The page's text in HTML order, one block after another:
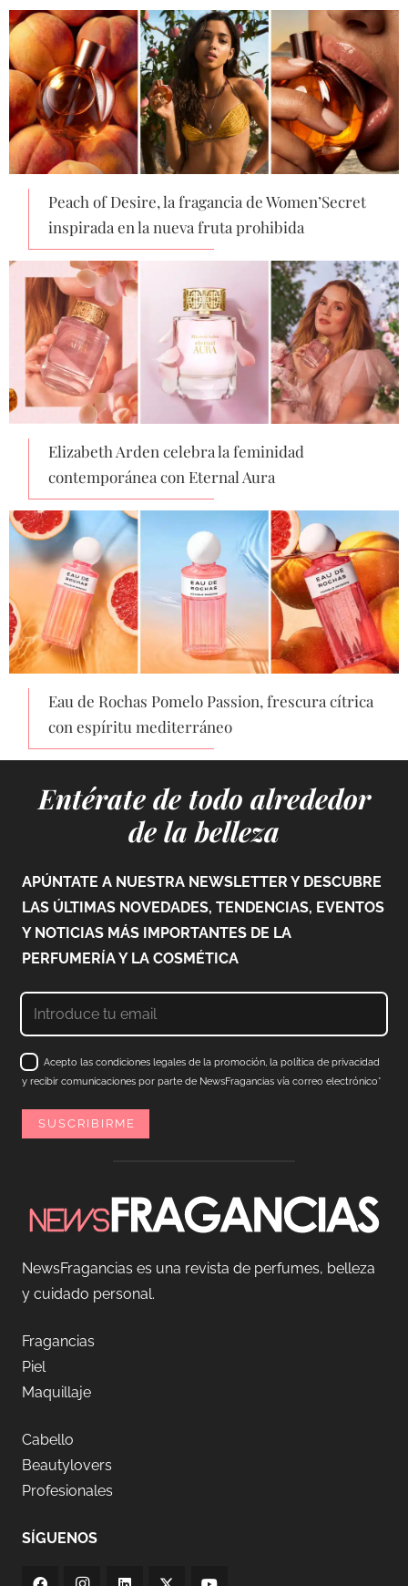
Peach of Desire, la fragancia de Women’Secret
inspirada en la nueva fruta prohibida
Elizabeth Arden celebra la feminidad
contemporánea con Eternal Aura
Eau de Rochas Pomelo Passion, frescura cítrica
con espíritu mediterráneo
Entérate de todo alrededor
de la belleza
APÚNTATE A NUESTRA NEWSLETTER Y DESCUBRE
LAS ÚLTIMAS NOVEDADES, TENDENCIAS, EVENTOS
Y NOTICIAS MÁS IMPORTANTES DE LA
PERFUMERÍA Y LA COSMÉTICA
Acepto las condiciones legales de la promoción, la política de privacidad
y recibir comunicaciones por parte de NewsFragancias vía correo electrónico*
NewsFragancias es una revista de perfumes, belleza
y cuidado personal.
Fragancias
Piel
Maquillaje
Cabello
Beautylovers
Profesionales
SÍGUENOS